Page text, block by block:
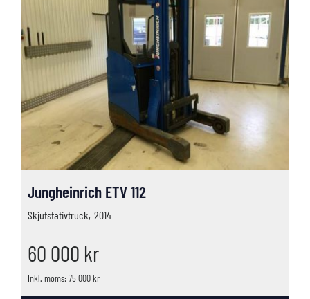
Jungheinrich ETV 112
Skjutstativtruck, 2014
60 000 kr
Inkl. moms: 75 000 kr